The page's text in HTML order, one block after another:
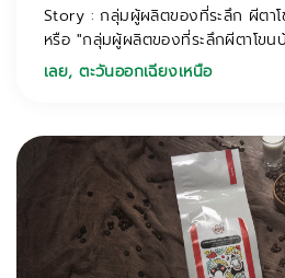
Story : กลุ่มผู้ผลิตของที่ระลึก ผีตา
หรือ "กลุ่มผู้ผลิตของที่ระลึกผีตาโขน
เลย,ตะวันออกเฉียงเหนือ